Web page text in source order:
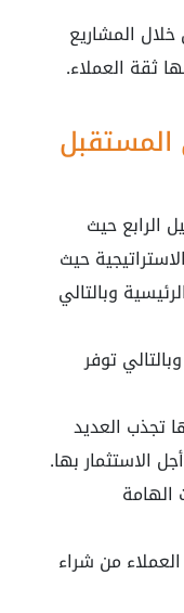
المشاريع
ثقة العملاء.
المستقبل
الرابع حيث
حيث
وبالتالي
توفر
تجذب العديد
الاستثمار بها.
من شراء